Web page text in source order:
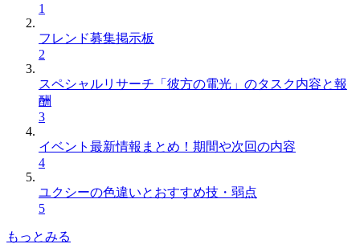
1
フレンド募集掲示板
2
スペシャルリサーチ「彼方の電光」のタスク内容と報
酬
3
イベント最新情報まとめ！期間や次回の内容
4
ユクシーの色違いとおすすめ技・弱点
5
もっとみる